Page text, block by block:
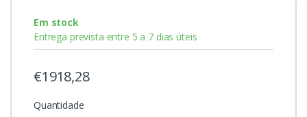
Em stock
Entrega prevista entre 5 a 7 dias úteis
€1918,28
Quantidade